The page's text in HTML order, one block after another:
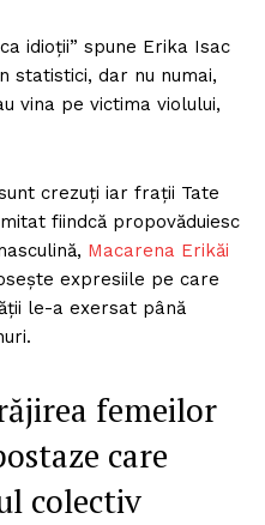
idioții” spune Erika Isac
statistici, dar nu numai,
vina pe victima violului,
crezuți iar frații Tate
fiindcă propovăduiesc
Macarena Erikăi
expresiile pe care
le-a exersat până
femeilor
care
colectiv